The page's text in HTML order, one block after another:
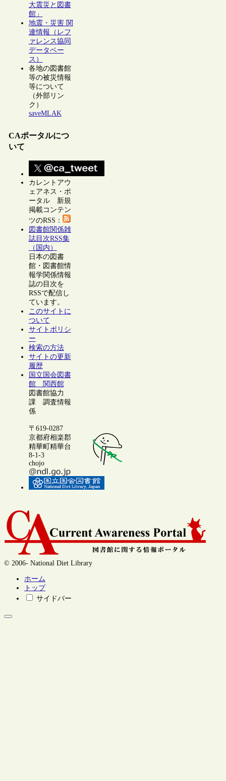
大震災と図書
館」
地震・災害 関
連情報（レフ
ァレンス協同
データベー
ス）
各地の図書館
等の被災情報
等について
（外部リン
ク）
saveMLAK
CAポータルにつ
いて
カレントアウ
ェアネス・ポ
ータル 新規
掲載コンテン
ツのRSS：
図書館関係雑
誌目次RSS集
（国内）
日本の図書
館・図書館情
報学関係情報
誌の目次を
RSSで配信し
ています。
このサイトに
ついて
サイトポリシ
ー
検索の方法
サイトの更新
履歴
国立国会図書
館 関西館
図書館協力
課 調査情報
係
〒619-0287
京都府相楽郡
精華町精華台
8-1-3
chojo
© 2006- National Diet Library
ホーム
トップ
サイドバー